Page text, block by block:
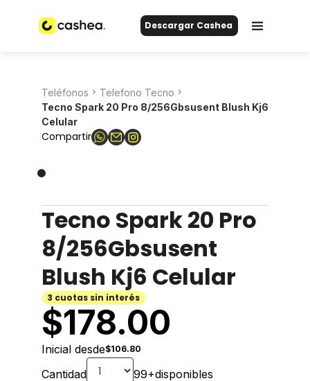
Descargar Cashea
Teléfonos
Telefono Tecno
Tecno Spark 20 Pro 8/256Gbsusent Blush Kj6
Celular
Compartir
Tecno Spark 20 Pro
8/256Gbsusent
Blush Kj6 Celular
3 cuotas sin interés
$178.00
Inicial desde$106.80
Cantidad 99+disponibles